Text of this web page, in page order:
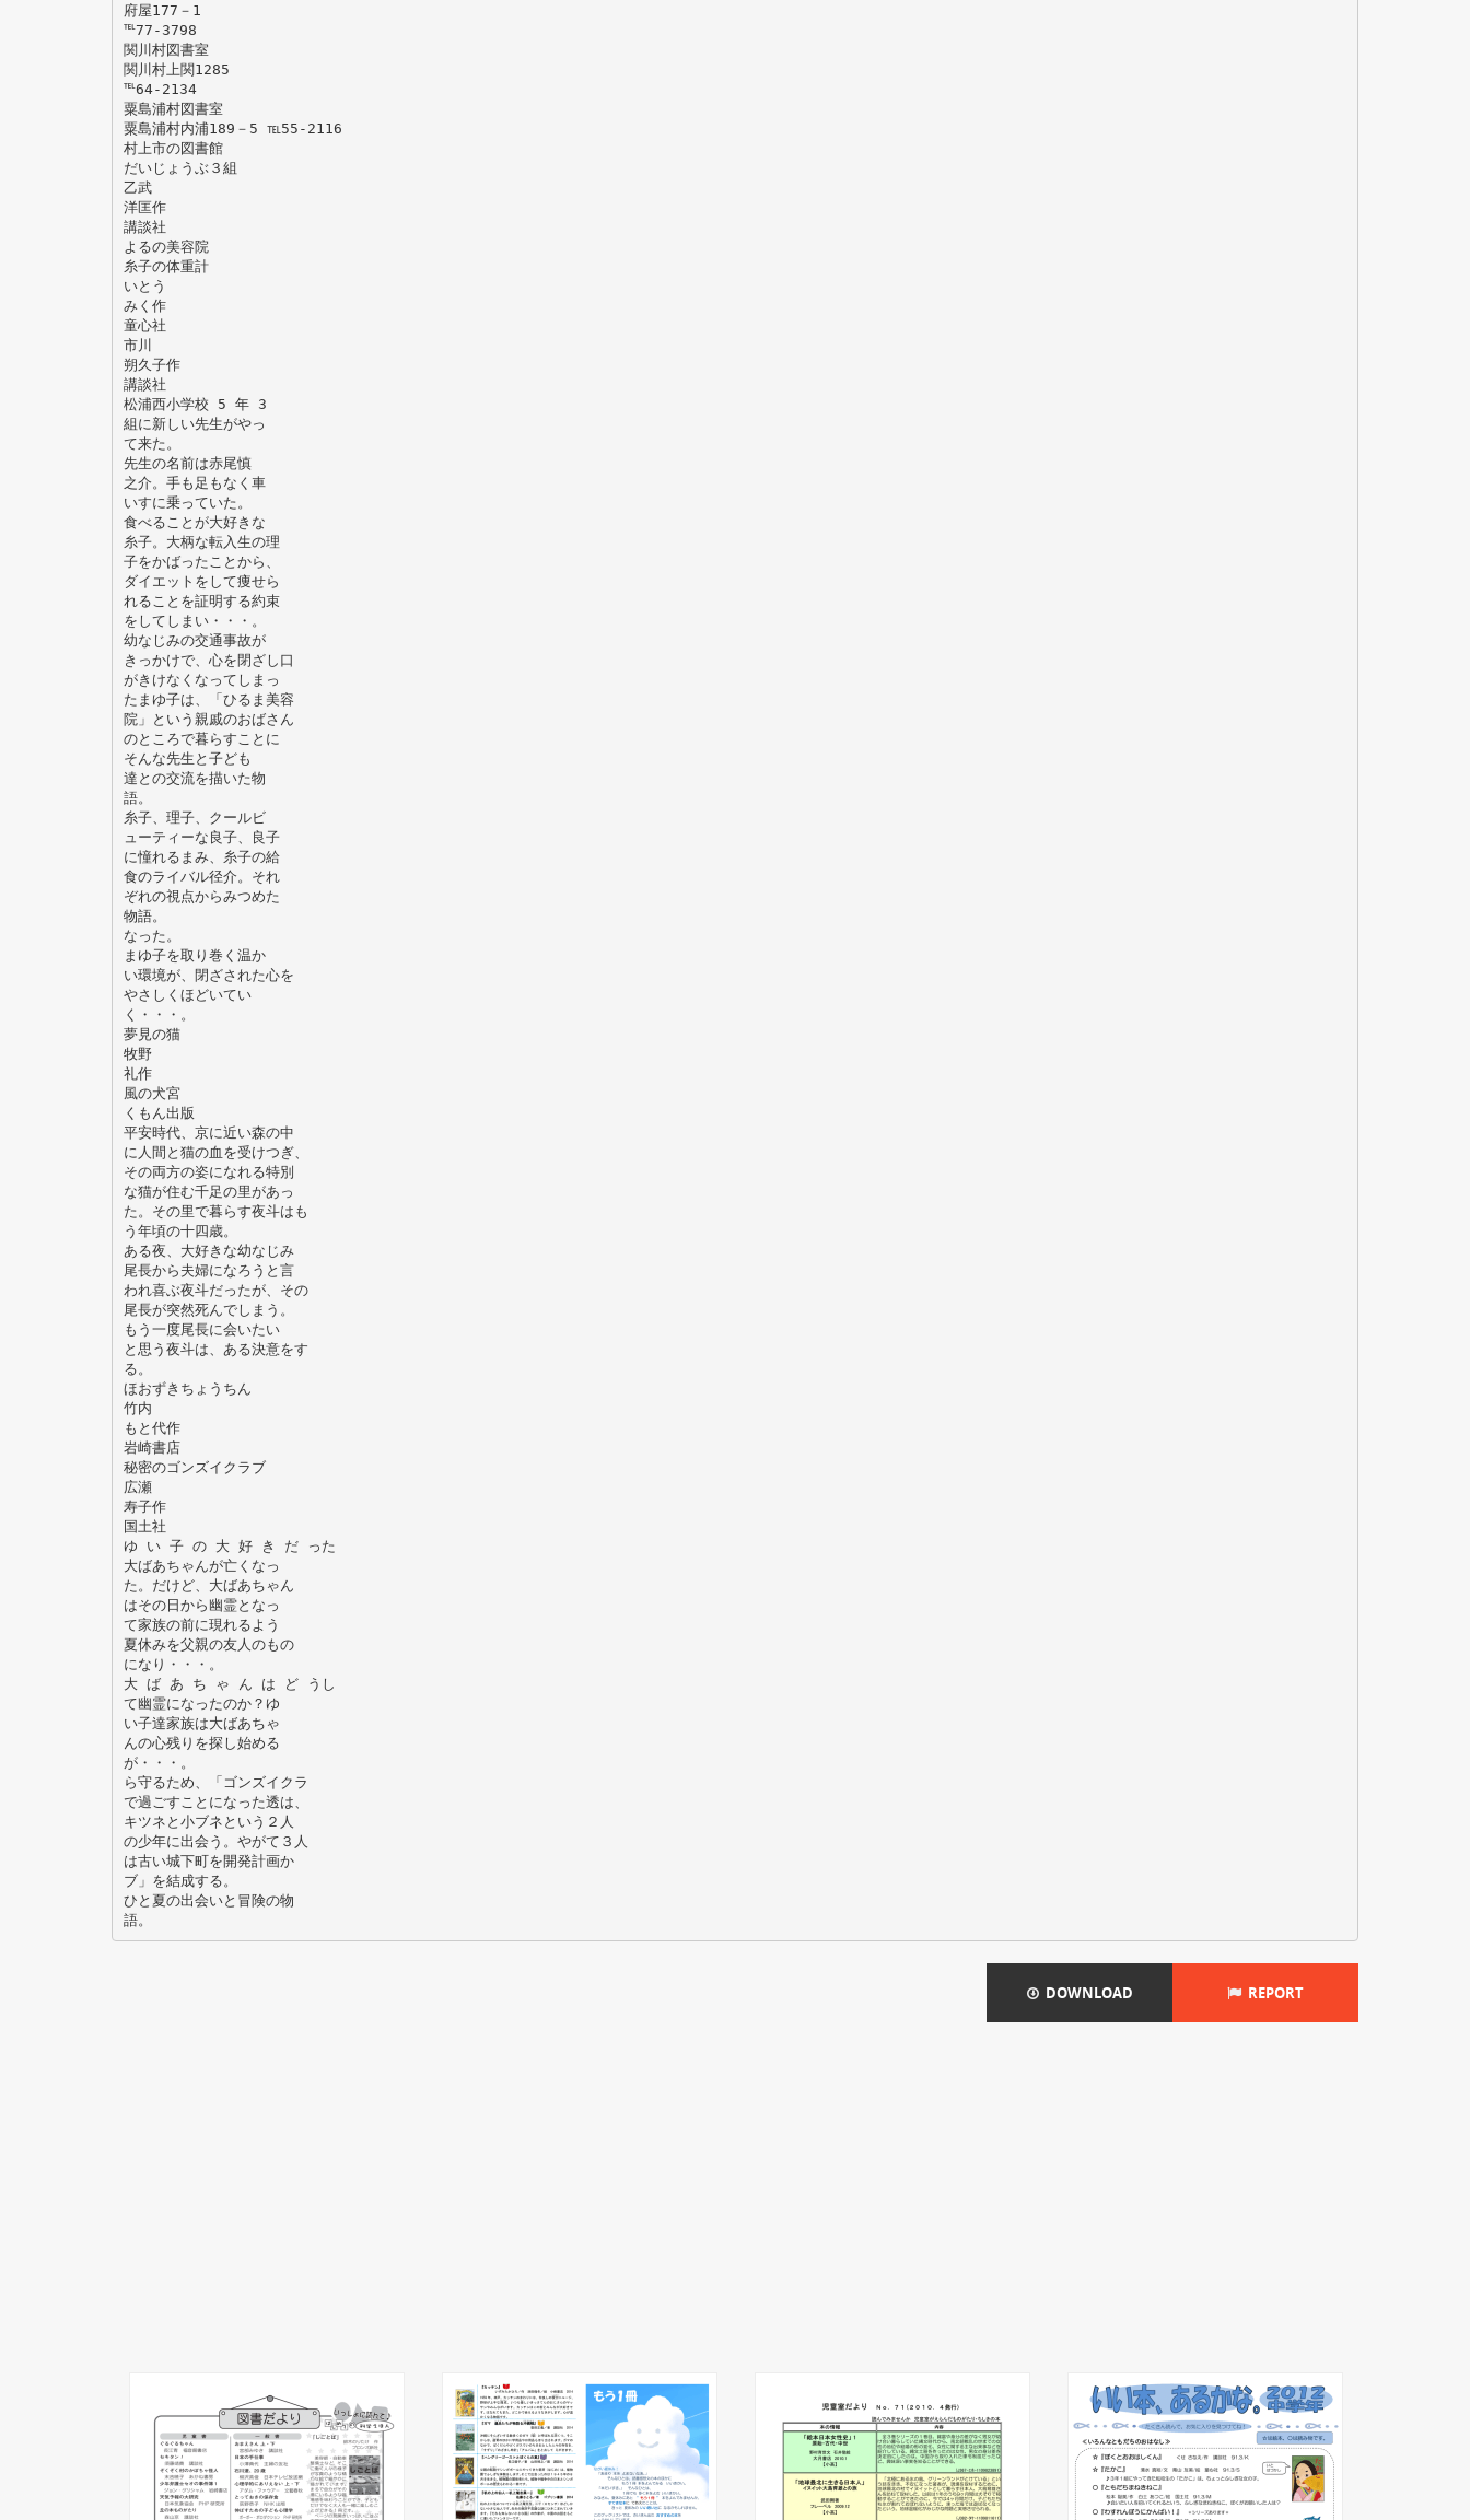
府屋177－1
℡77-3798
関川村図書室
関川村上関1285
℡64-2134
粟島浦村図書室
粟島浦村内浦189－5 ℡55-2116
村上市の図書館
だいじょうぶ３組
乙武
洋匡作
講談社
よるの美容院
糸子の体重計
いとう
みく作
童心社
市川
朔久子作
講談社
松浦西小学校 5 年 3
組に新しい先生がやっ
て来た。
先生の名前は赤尾慎
之介。手も足もなく車
いすに乗っていた。
食べることが大好きな
糸子。大柄な転入生の理
子をかばったことから、
ダイエットをして痩せら
れることを証明する約束
をしてしまい・・・。
幼なじみの交通事故が
きっかけで、心を閉ざし口
がきけなくなってしまっ
たまゆ子は、「ひるま美容
院」という親戚のおばさん
のところで暮らすことに
そんな先生と子ども
達との交流を描いた物
語。
糸子、理子、クールビ
ューティーな良子、良子
に憧れるまみ、糸子の給
食のライバル径介。それ
ぞれの視点からみつめた
物語。
なった。
まゆ子を取り巻く温か
い環境が、閉ざされた心を
やさしくほどいてい
く・・・。
夢見の猫
牧野
礼作
風の犬宮
くもん出版
平安時代、京に近い森の中
に人間と猫の血を受けつぎ、
その両方の姿になれる特別
な猫が住む千足の里があっ
た。その里で暮らす夜斗はも
う年頃の十四歳。
ある夜、大好きな幼なじみ
尾長から夫婦になろうと言
われ喜ぶ夜斗だったが、その
尾長が突然死んでしまう。
もう一度尾長に会いたい
と思う夜斗は、ある決意をす
る。
ほおずきちょうちん
竹内
もと代作
岩崎書店
秘密のゴンズイクラブ
広瀬
寿子作
国土社
ゆ い 子 の 大 好 き だ った
大ばあちゃんが亡くなっ
た。だけど、大ばあちゃん
はその日から幽霊となっ
て家族の前に現れるよう
夏休みを父親の友人のもの
になり・・・。
大 ば あ ち ゃ ん は ど うし
て幽霊になったのか？ゆ
い子達家族は大ばあちゃ
んの心残りを探し始める
が・・・。
ら守るため、「ゴンズイクラ
で過ごすことになった透は、
キツネと小ブネという２人
の少年に出会う。やがて３人
は古い城下町を開発計画か
ブ」を結成する。
ひと夏の出会いと冒険の物
DOWNLOAD REPORT